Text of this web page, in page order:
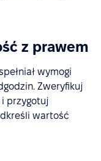
z prawem
wymogi
Zweryfikuj
przygotuj
wartość